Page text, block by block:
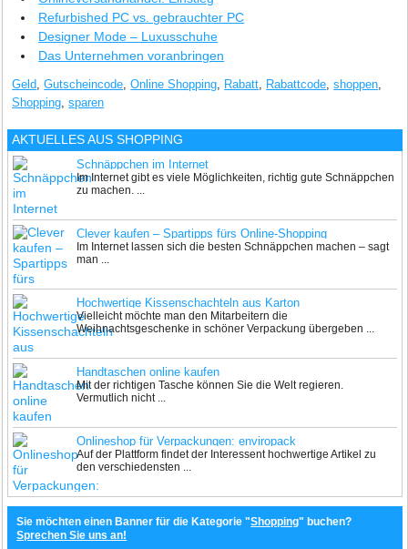
Refurbished PC vs. gebrauchter PC
Designer Mode – Luxusschuhe
Das Unternehmen voranbringen
Geld,Gutscheincode,Online Shopping, Rabatt, Rabattcode,shoppen,
Shopping,sparen
AKTUELLES AUSSHOPPING
Schnäppchen im Internet
Im Internet gibt es viele Möglichkeiten, richtig gute Schnäppchen
zu machen. ...
Clever kaufen – Spartipps fürs Online-Shopping
Im Internet lassen sich die besten Schnäppchen machen – sagt
man ...
Hochwertige Kissenschachteln aus Karton
Vielleicht möchte man den Mitarbeitern die
Weihnachtsgeschenke in schöner Verpackung übergeben ...
Handtaschen online kaufen
Mit der richtigen Tasche können Sie die Welt regieren.
Vermutlich nicht ...
Onlineshop für Verpackungen: enviropack
Auf der Plattform findet der Interessent hochwertige Artikel zu
den verschiedensten ...
Sie möchten einen Banner für die Kategorie "Shopping" buchen?
Sprechen Sie uns an!